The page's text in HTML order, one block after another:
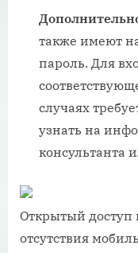
также имеют
пароль. Для
случаях
узнать на
консультанта
Открытый доступ
отсутствия